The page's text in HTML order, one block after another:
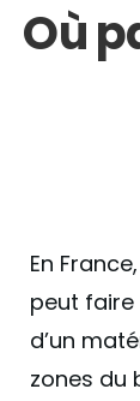
Où
En
peut
d’un
zones du